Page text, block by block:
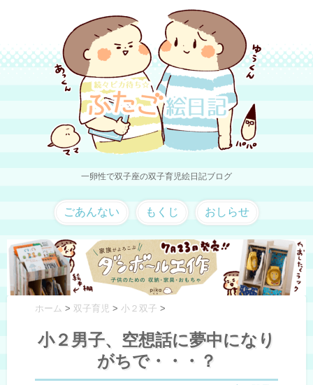
一卵性で双子座の双子育児絵日記ブログ
ごあんない もくじ おしらせ
ホーム > 双子育児 > 小２双子 >
小２男子、空想話に夢中になり
がちで・・・？